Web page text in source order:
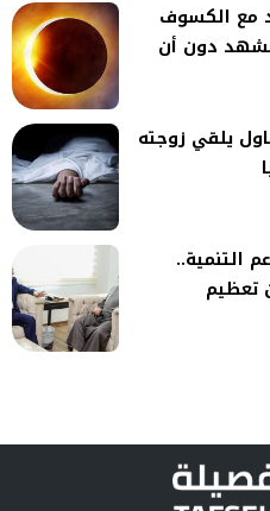
مع الكسوف
دون أن
يلقي زوجته
التنمية..
تعظيم